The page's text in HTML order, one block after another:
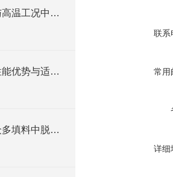
陶瓷填料在强腐蚀与高温工况中的应用
陶瓷鲍尔环填料的性能优势与适用场景
陶瓷鲍尔环填料在众多填料中脱颖而出
联系
常用
详细